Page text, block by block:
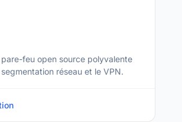
feu open source polyvalente
réseau et le VPN.